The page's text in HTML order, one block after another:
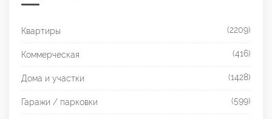
Квартиры (2209)
Коммерческая (416)
Дома и участки (1428)
Гаражи / парковки (599)